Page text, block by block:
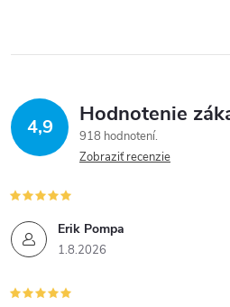
4,9 Hodnotenie
918 hodnotení
Zobraziť recenzie
Erik Pompa
1.8.2026